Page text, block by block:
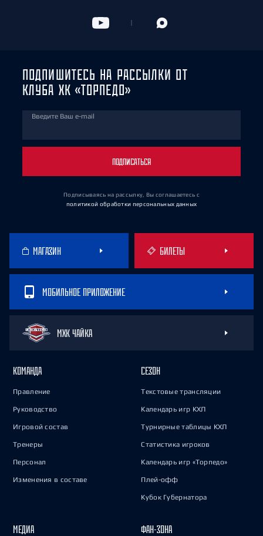
ПОДПИШИТЕСЬ НА РАССЫЛКИ ОТ
КЛУБА ХК «ТОРПЕДО»
Введите Ваш e-mail
ПОДПИСАТЬСЯ
Подписываясь на рассылку, Вы соглашаетесь с
политикой обработки персональных данных
МАГАЗИН БИЛЕТЫ
МОБИЛЬНОЕ ПРИЛОЖЕНИЕ
МХК ЧАЙКА
КОМАНДА
Правление
Руководство
Игровой состав
Тренеры
Персонал
Изменения в составе
СЕЗОН
Текстовые трансляции
Календарь игр КХЛ
Турнирные таблицы КХЛ
Статистика игроков
Календарь игр «Торпедо»
Плей-офф
Кубок Губернатора
МЕДИА ФАН-ЗОНА